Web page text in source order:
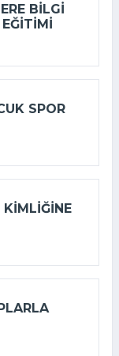
BILGI
SPOR
KIMLIĞINE